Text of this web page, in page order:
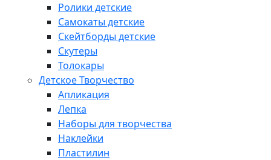
Ролики детские
Самокаты детские
Скейтборды детские
Скутеры
Толокары
Детское Творчество
Апликация
Лепка
Наборы для творчества
Наклейки
Пластилин